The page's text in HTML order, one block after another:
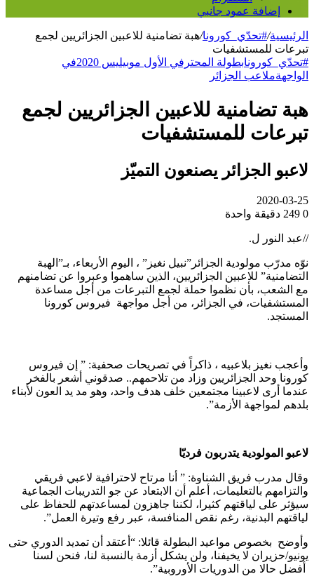
إضافة عمود جانبي
الرئيسية/#تحدّي_كورونا/هبة تضامنية للاعبين الجزائريين لجمع
تبرعات للمستشفيات
#تحدّي_كورونابطولة المحترفي الأول موبيليس 2020
في
الواجهةملاعب الجزائر
هبة تضامنية للاعبين الجزائريين لجمع
تبرعات للمستشفيات
لاعبو الجزائر يصنعون التميّز
2020-03-25
0
دقيقة واحدة
//عبد النور ل.
نوّه مدرّب مولودية الجزائر”نبيل نغيز” ، اليوم الأربعاء، بـ”الهبة
التضامنية” للاعبين الجزائريين، الذين ساهموا وعبروا عن تضامنهم
مع الشعب، بأن نظموا حملة لجمع التبرعات من أجل مساعدة
المستشفيات، في الجزائر، من أجل مواجهة فيروس كورونا
المستجد.
وأعجب نغيز بلاعبيه ، ذاكراً في تصريحات صحفية: ” إن فيروس
كورونا وحد الجزائريين وزاد من تلاحمهم.. صدقوني أشعر بالفخر
عندما أرى لاعبينا مجتمعين خلف هدف واحد، وهو مد يد العون لأبناء
بلدهم لمواجهة الأزمة”.
لاعبو المولودية يتدربون فرديّا
وقال مدرب فريق الشناوة: ” أنا مرتاح لاحترافية لاعبي فريقي
والتزامهم بالتعليمات، أعلم أن الابتعاد عن جو التدريبات الجماعية
سيؤثر على لياقتهم كثيرا، لكننا جاهزون لمساعدتهم للحفاظ على
لياقتهم البدنية، رغم نقص المنافسة، عبر رفع وتيرة العمل”.
وأوضح بخصوص مواعيد البطولة قائلا: “أعتقد أن تمديد الدوري حتى
يونيو/حزيران لا يخيفنا، ولن يشكل أزمة بالنسبة لنا، فنحن لسنا
أفضل حالا من الدوريات الأوروبية”.